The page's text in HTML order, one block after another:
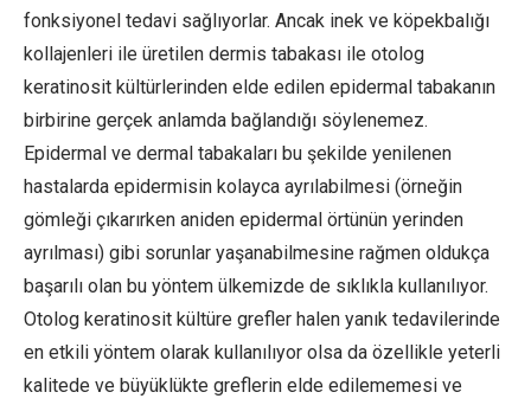
fonksiyonel tedavi sağlıyorlar. Ancak inek ve köpekbalığı
kollajenleri ile üretilen dermis tabakası ile otolog
keratinosit kültürlerinden elde edilen epidermal tabakanın
birbirine gerçek anlamda bağlandığı söylenemez.
Epidermal ve dermal tabakaları bu şekilde yenilenen
hastalarda epidermisin kolayca ayrılabilmesi (örneğin
gömleği çıkarırken aniden epidermal örtünün yerinden
ayrılması) gibi sorunlar yaşanabilmesine rağmen oldukça
başarılı olan bu yöntem ülkemizde de sıklıkla kullanılıyor.
Otolog keratinosit kültüre grefler halen yanık tedavilerinde
en etkili yöntem olarak kullanılıyor olsa da özellikle yeterli
kalitede ve büyüklükte greflerin elde edilememesi ve